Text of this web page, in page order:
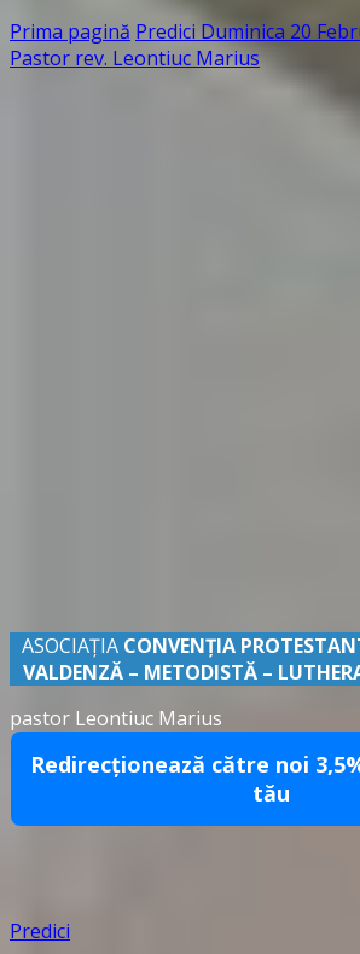
Prima pagină Predici Duminica 20
Pastor rev. Leontiuc Marius
ASOCIAȚIA CONVENŢIA
VALDENZĂ – METODISTĂ –
pastor Leontiuc Marius
Redirecționează către noi
tău
Predici